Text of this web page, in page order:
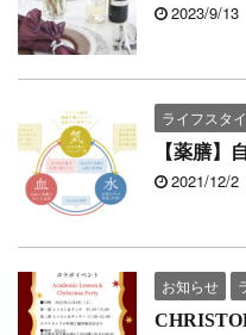
2023/9/13
ライフスタ
【薬膳】
2021/12/2
お知らせ